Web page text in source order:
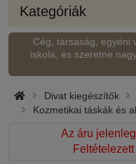
Kategóriák
Cég, társaság, egyéni
iskola, és szeretne
Divat kiegészítők
Kozmetikai táskák és
Az áru